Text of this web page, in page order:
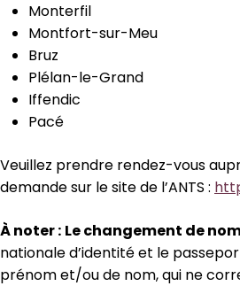
Monterfil
Montfort-sur-Meu
Bruz
Plélan-le-Grand
Iffendic
Pacé
Veuillez prendre rendez-vous
demande sur le site de l’ANTS :
Ànoter : Le changement de
nationale d’identité et le
prénom et/ou de nom, qui ne